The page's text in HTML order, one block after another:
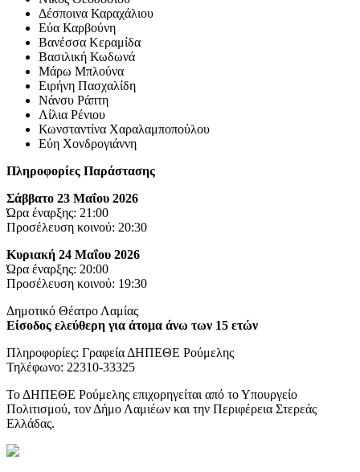
Δέσποινα Καραχάλιου
Εύα Καρβούνη
Βανέσσα Κεραμίδα
Βασιλική Κωδωνά
Μάρω Μπλούνα
Ειρήνη Πασχαλίδη
Νάνσυ Ράπτη
Λίλια Ρένιου
Κωνσταντίνα Χαραλαμποπούλου
Εύη Χονδρογιάννη
Πληροφορίες Παράστασης
Σάββατο 23 Μαΐου 2026
Ώρα έναρξης: 21:00
Προσέλευση κοινού: 20:30
Κυριακή 24 Μαΐου 2026
Ώρα έναρξης: 20:00
Προσέλευση κοινού: 19:30
Δημοτικό Θέατρο Λαμίας
Είσοδος ελεύθερη για άτομα άνω των 15 ετών
Πληροφορίες: Γραφεία ΔΗΠΕΘΕ Ρούμελης
Τηλέφωνο: 22310-33325
Το ΔΗΠΕΘΕ Ρούμελης επιχορηγείται από το Υπουργείο
Πολιτισμού, τον Δήμο Λαμιέων και την Περιφέρεια Στερεάς
Ελλάδας.